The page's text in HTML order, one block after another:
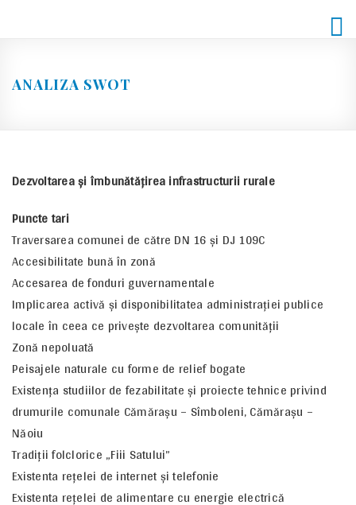
ANALIZA SWOT
Dezvoltarea şi îmbunătăţirea infrastructurii rurale
Puncte tari
Traversarea comunei de către DN 16 şi DJ 109C
Accesibilitate bună în zonă
Accesarea de fonduri guvernamentale
Implicarea activă şi disponibilitatea administraţiei publice
locale în ceea ce priveşte dezvoltarea comunităţii
Zonă nepoluată
Peisajele naturale cu forme de relief bogate
Existenţa studiilor de fezabilitate şi proiecte tehnice privind
drumurile comunale Cămăraşu – Sîmboleni, Cămăraşu –
Năoiu
Tradiţii folclorice „Fiii Satului”
Existenta reţelei de internet și telefonie
Existenta reţelei de alimentare cu energie electrică